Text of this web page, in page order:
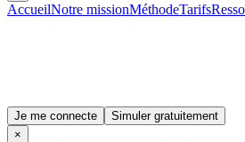
AccueilNotre missionMéthodeTarifs
Je me connecte
Simuler gratuitement
×